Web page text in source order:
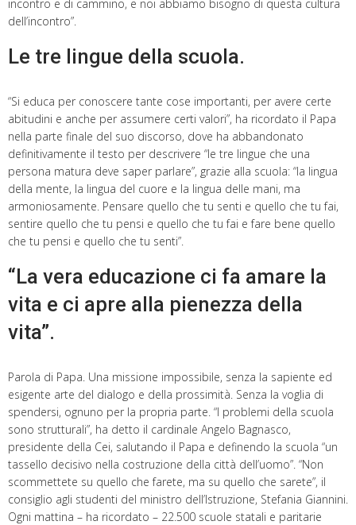
incontro e di cammino, e noi abbiamo bisogno di questa cultura
dell’incontro”.
Le tre lingue della scuola.
“Si educa per conoscere tante cose importanti, per avere certe
abitudini e anche per assumere certi valori”, ha ricordato il Papa
nella parte finale del suo discorso, dove ha abbandonato
definitivamente il testo per descrivere “le tre lingue che una
persona matura deve saper parlare”, grazie alla scuola: “la lingua
della mente, la lingua del cuore e la lingua delle mani, ma
armoniosamente. Pensare quello che tu senti e quello che tu fai,
sentire quello che tu pensi e quello che tu fai e fare bene quello
che tu pensi e quello che tu senti”.
“La vera educazione ci fa amare la
vita e ci apre alla pienezza della
vita”.
Parola di Papa. Una missione impossibile, senza la sapiente ed
esigente arte del dialogo e della prossimità. Senza la voglia di
spendersi, ognuno per la propria parte. “I problemi della scuola
sono strutturali”, ha detto il cardinale Angelo Bagnasco,
presidente della Cei, salutando il Papa e definendo la scuola “un
tassello decisivo nella costruzione della città dell’uomo”. “Non
scommettete su quello che farete, ma su quello che sarete”, il
consiglio agli studenti del ministro dell’Istruzione, Stefania Giannini.
Ogni mattina – ha ricordato – 22.500 scuole statali e paritarie